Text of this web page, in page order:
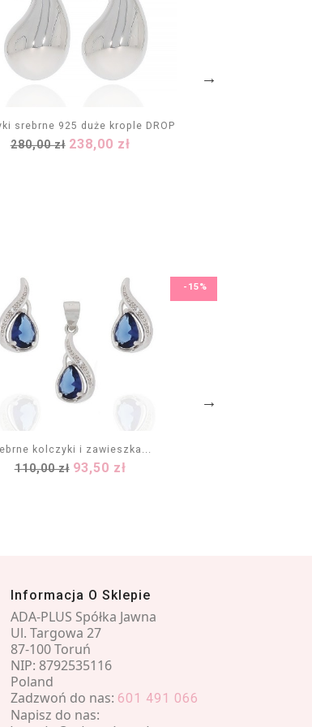
srebrne 925 duże krople DROP
Cena
280,00 zł Cena
238,00 zł
DODAJ DO KOSZYKA
kolczyki i zawieszka...
Cena
110,00 zł Cena
93,50 zł
-15%
DODAJ DO KOSZYKA
Informacja O Sklepie
ADA-PLUS Spółka Jawna
Ul. Targowa 27
87-100 Toruń
NIP: 8792535116
Poland
Zadzwoń do nas: 601 491 066
Napisz do nas: